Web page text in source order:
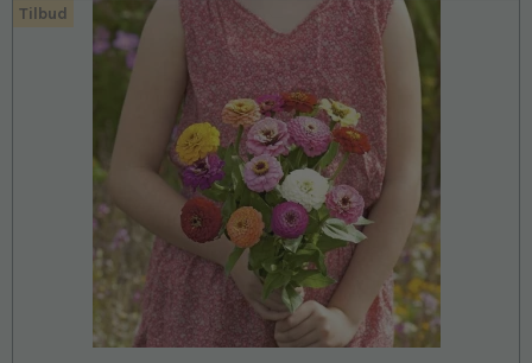
Tilbud